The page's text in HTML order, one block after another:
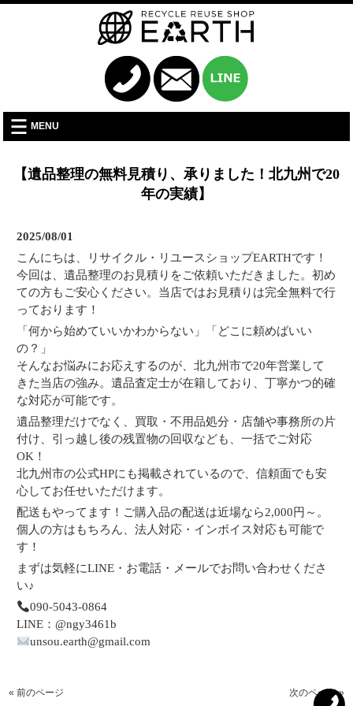
MENU
【遺品整理の無料見積り、承りました！北九州で20
年の実績】
2025/08/01
こんにちは、リサイクル・リユースショップEARTHです！
今回は、遺品整理のお見積りをご依頼いただきました。初め
ての方もご安心ください。当店ではお見積りは完全無料で行
っております！
「何から始めていいかわからない」「どこに頼めばいい
の？」
そんなお悩みにお応えするのが、北九州市で20年営業して
きた当店の強み。遺品査定士が在籍しており、丁寧かつ的確
な対応が可能です。
遺品整理だけでなく、買取・不用品処分・店舗や事務所の片
付け、引っ越し後の残置物の回収なども、一括でご対応
OK！
北九州市の公式HPにも掲載されているので、信頼面でも安
心してお任せいただけます。
配送もやってます！ご購入品の配送は近場なら2,000円～。
個人の方はもちろん、法人対応・インボイス対応も可能で
す！
まずは気軽にLINE・お電話・メールでお問い合わせくださ
い♪
090-5043-0864
LINE：@ngy3461b
unsou.earth@gmail.com
« 前のページ 次のページ »